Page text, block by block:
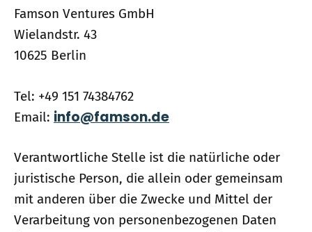
Famson Ventures GmbH
Wielandstr. 43
10625 Berlin
Tel: +49 151 74384762
Email: info@famson.de
Verantwortliche Stelle ist die natürliche oder
juristische Person, die allein oder gemeinsam
mit anderen über die Zwecke und Mittel der
Verarbeitung von personenbezogenen Daten